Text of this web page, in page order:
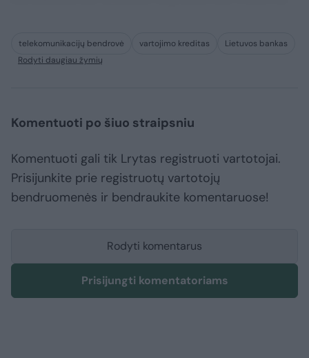
telekomunikacijų bendrovė vartojimo kreditas
Lietuvos bankas
Rodyti daugiau žymių
Komentuoti po šiuo straipsniu
Komentuoti gali tik Lrytas registruoti vartotojai.
Prisijunkite prie registruotų vartotojų
bendruomenės ir bendraukite komentaruose!
Rodyti komentarus
Prisijungti komentatoriams